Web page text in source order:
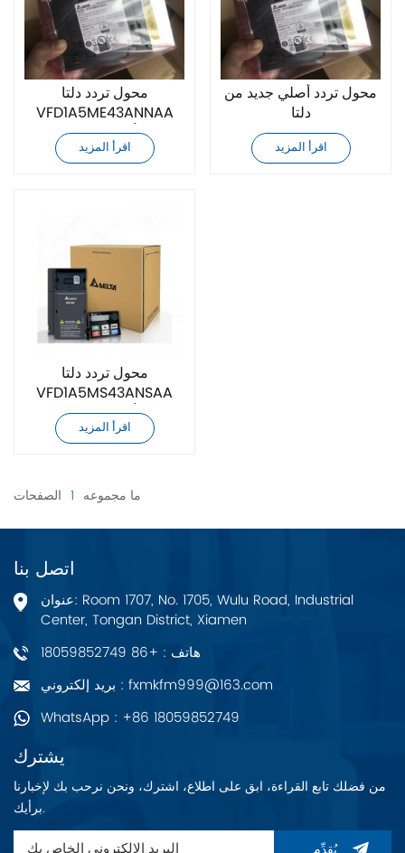
محول تردد دلتا
VFD1A5ME43ANNAA
أصلي جديد
اقرأ المزيد
محول تردد أصلي جديد من
دلتا
VFD3A0MH43ANSAA
اقرأ المزيد
محول تردد دلتا
VFD1A5MS43ANSAA
أصلي جديد
اقرأ المزيد
ما مجموعه 1 الصفحات
اتصل بنا
عنوان: Room 1707, No. 1705, Wulu Road, Industrial
Center, Tongan District, Xiamen
هاتف : +86 18059852749
بريد إلكتروني : fxmkfm999@163.com
WhatsApp : +86 18059852749
يشترك
من فضلك تابع القراءة، ابق على اطلاع، اشترك، ونحن نرحب بك لإخبارنا
برأيك.